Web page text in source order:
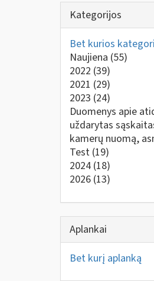
Kategorijos
Bet kurios
Naujiena (55)
2022 (39)
2021 (29)
2023 (24)
Duomenys apie
uždarytas
kamerų nuomą,
Test (19)
2024 (18)
2026 (13)
Aplankai
Bet kurį aplanką